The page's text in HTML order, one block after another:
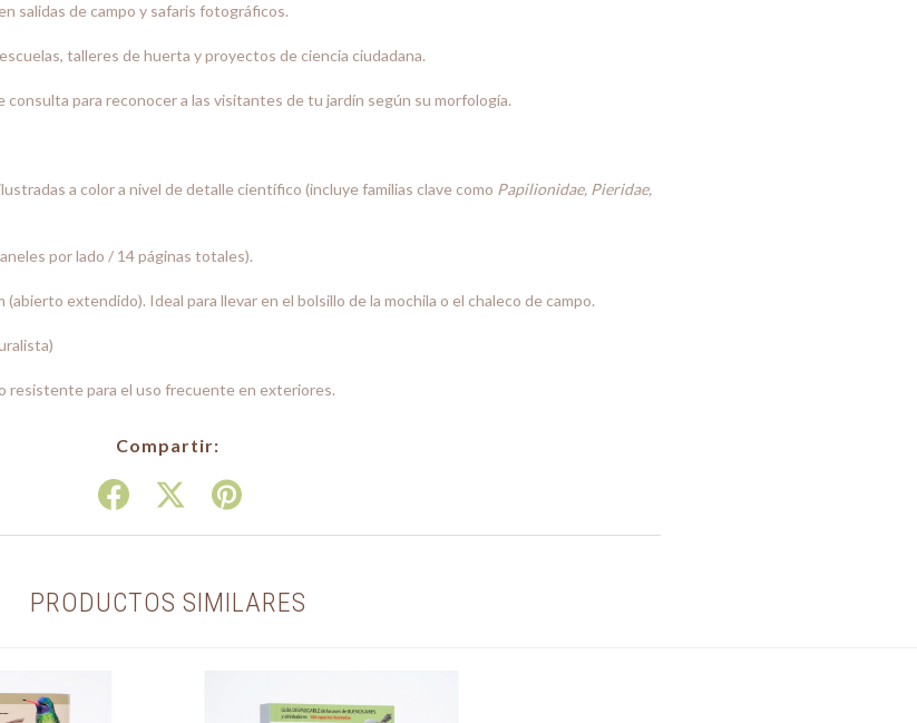
salidas de campo y safaris fotográficos.
talleres de huerta y proyectos de ciencia ciudadana.
consulta para reconocer a las visitantes de tu jardín según su morfología.
a color a nivel de detalle científico (incluye familias clave como Papilionidae, Pieridae,
por lado / 14 páginas totales).
(abierto extendido). Ideal para llevar en el bolsillo de la mochila o el chaleco de campo.
resistente para el uso frecuente en exteriores.
Compartir:
PRODUCTOS SIMILARES